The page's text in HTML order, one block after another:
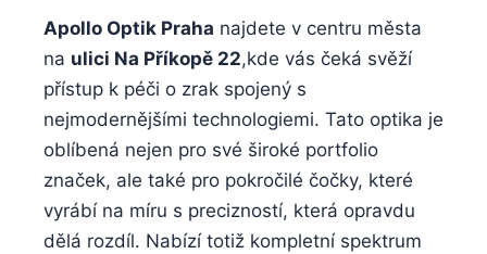
Apollo Optik Praha najdete v centru města
na ulici Na Příkopě 22,kde vás čeká svěží
přístup k péči o zrak spojený s
nejmodernějšími technologiemi. Tato optika je
oblíbená nejen pro své široké portfolio
značek, ale také pro pokročilé čočky, které
vyrábí na míru s precizností, která opravdu
dělá rozdíl. Nabízí totiž kompletní spektrum